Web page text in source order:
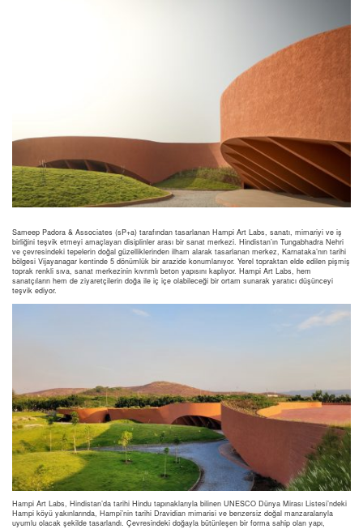
Sameep Padora & Associates (sP+a) tarafından tasarlanan Hampi Art Labs, sanatı, mimariyi ve iş
birliğini teşvik etmeyi amaçlayan disiplinler arası bir sanat merkezi. Hindistan’ın Tungabhadra Nehri
ve çevresindeki tepelerin doğal güzelliklerinden ilham alarak tasarlanan merkez, Karnataka’nın tarihi
bölgesi Vijayanagar kentinde 5 dönümlük bir arazide konumlanıyor. Yerel topraktan elde edilen pişmiş
toprak renkli sıva, sanat merkezinin kıvrımlı beton yapısını kaplıyor. Hampi Art Labs, hem
sanatçıların hem de ziyaretçilerin doğa ile iç içe olabileceği bir ortam sunarak yaratıcı düşünceyi
teşvik ediyor.
Hampi Art Labs, Hindistan’da tarihi Hindu tapınaklarıyla bilinen UNESCO Dünya Mirası Listesi’ndeki
Hampi köyü yakınlarında, Hampi’nin tarihi Dravidian mimarisi ve benzersiz doğal manzaralarıyla
uyumlu olacak şekilde tasarlandı. Çevresindeki doğayla bütünleşen bir forma sahip olan yapı,